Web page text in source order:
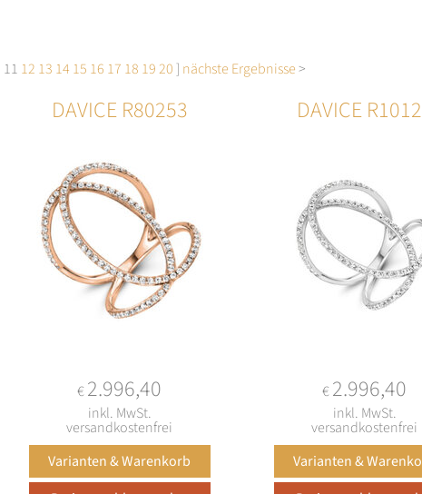
11 12 13 14 15 16 17 18 1920] nächste Ergebnisse>
DAVICE R80253
€2.996,40
inkl. MwSt.
versandkostenfrei
DAVICE
€2.996,40
inkl. MwSt.
versandkostenfrei